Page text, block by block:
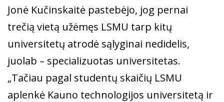
Jonė Kučinskaitė pastebėjo, jog pernai
trečią vietą užėmęs LSMU tarp kitų
universitetų atrodė sąlyginai nedidelis,
juolab – specializuotas universitetas.
„Tačiau pagal studentų skaičių LSMU
aplenkė Kauno technologijos universitetą ir